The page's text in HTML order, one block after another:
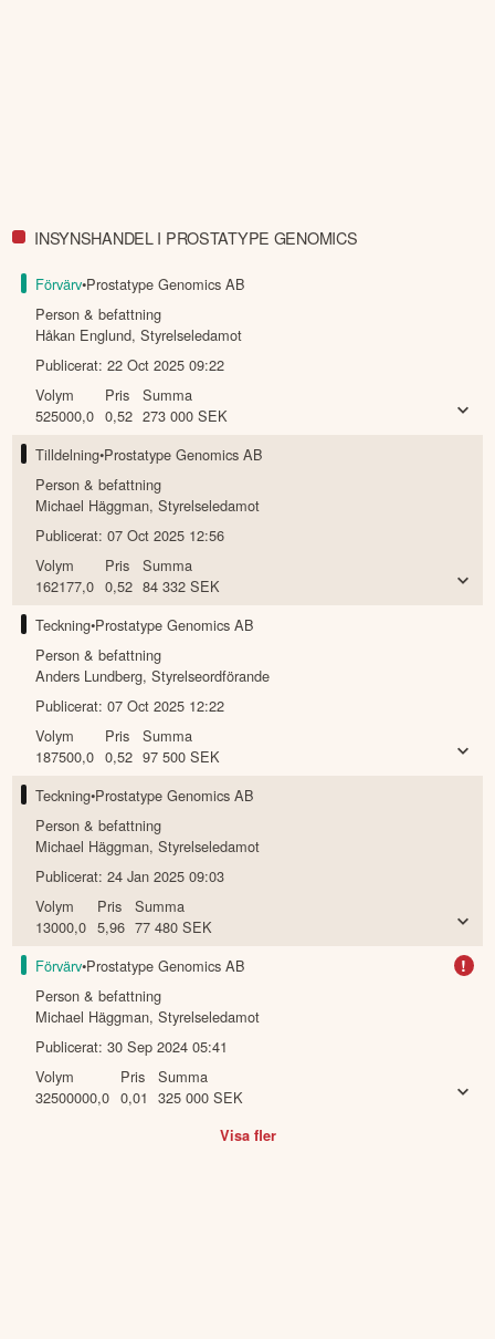
INSYNSHANDEL I PROSTATYPE GENOMICS
Förvärv•Prostatype Genomics AB
Person & befattning
Håkan Englund,Styrelseledamot
Publicerat:22 Oct 2025 09:22
Volym
525000,0
Pris
0,52
Summa
273 000 SEK
Tilldelning•Prostatype Genomics AB
Person & befattning
Michael Häggman,Styrelseledamot
Publicerat:07 Oct 2025 12:56
Volym
162177,0
Pris
0,52
Summa
84 332 SEK
Teckning•Prostatype Genomics AB
Person & befattning
Anders Lundberg,Styrelseordförande
Publicerat:07 Oct 2025 12:22
Volym
187500,0
Pris
0,52
Summa
97 500 SEK
Teckning•Prostatype Genomics AB
Person & befattning
Michael Häggman,Styrelseledamot
Publicerat:24 Jan 2025 09:03
Volym
13000,0
Pris
5,96
Summa
77 480 SEK
Förvärv•Prostatype Genomics AB !
Person & befattning
Michael Häggman,Styrelseledamot
Publicerat:30 Sep 2024 05:41
Volym
32500000,0
Pris
0,01
Summa
325 000 SEK
Visa fler